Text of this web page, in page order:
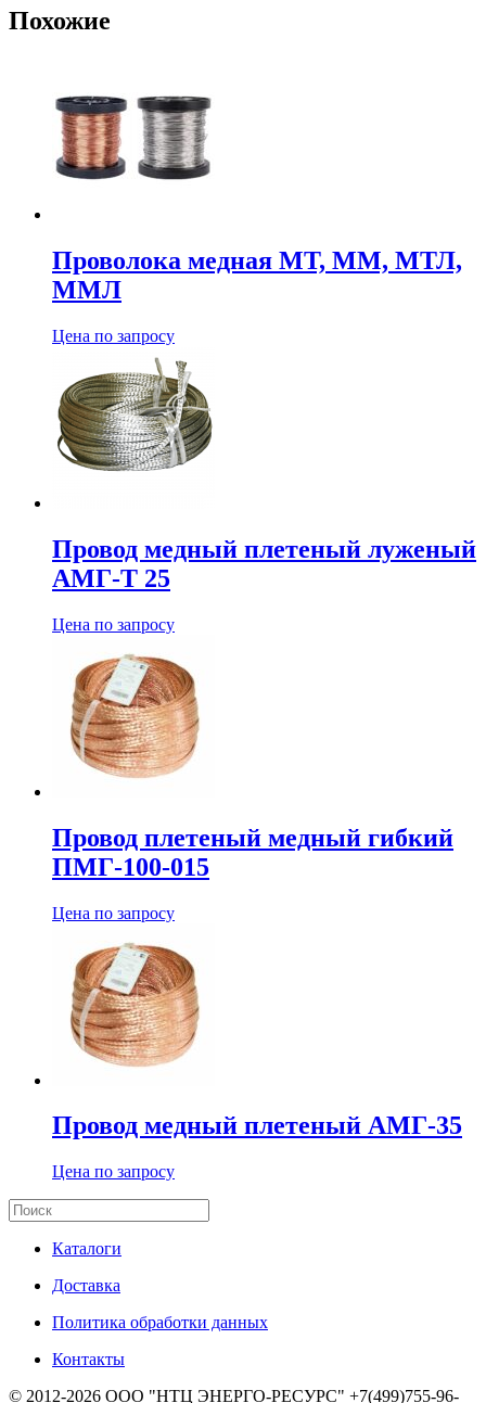
Похожие
Проволока медная МТ, ММ, МТЛ,
ММЛ
Цена по запросу
Провод медный плетеный луженый
АМГ-Т 25
Цена по запросу
Провод плетеный медный гибкий
ПМГ-100-015
Цена по запросу
Провод медный плетеный АМГ-35
Цена по запросу
Каталоги
Доставка
Политика обработки данных
Контакты
© 2012-2026 ООО "НТЦ ЭНЕРГО-РЕСУРС" +7(499)755-96-